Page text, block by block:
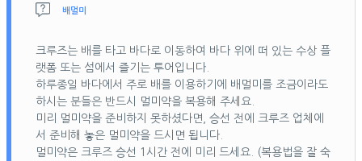
배멀미
크루즈는 배를 타고 바다로 이동하여 바다 위에 떠 있는 수상 플
랫폼 또는 섬에서 즐기는 투어입니다.
하루종일 바다에서 주로 배를 이용하기에 배멀미를 조금이라도
하시는 분들은 반드시 멀미약을 복용해 주세요.
미리 멀미약을 준비하지 못하셨다면, 승선 전에 크루즈 업체에
서 준비해 놓은 멀미약을 드시면 됩니다.
멀미약은 크루즈 승선 1시간 전에 미리 드세요. (복용법을 잘 숙